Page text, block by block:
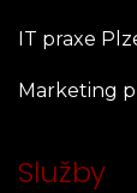
IT praxe
Marketing
Služby